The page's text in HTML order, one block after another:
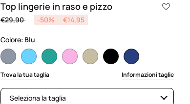
Top lingerie in raso e pizzo
Price reduced from
€29,90to -50% €14,95
Colore: Blu
selected
Trova la tua taglia Informazioni taglie
Seleziona la taglia